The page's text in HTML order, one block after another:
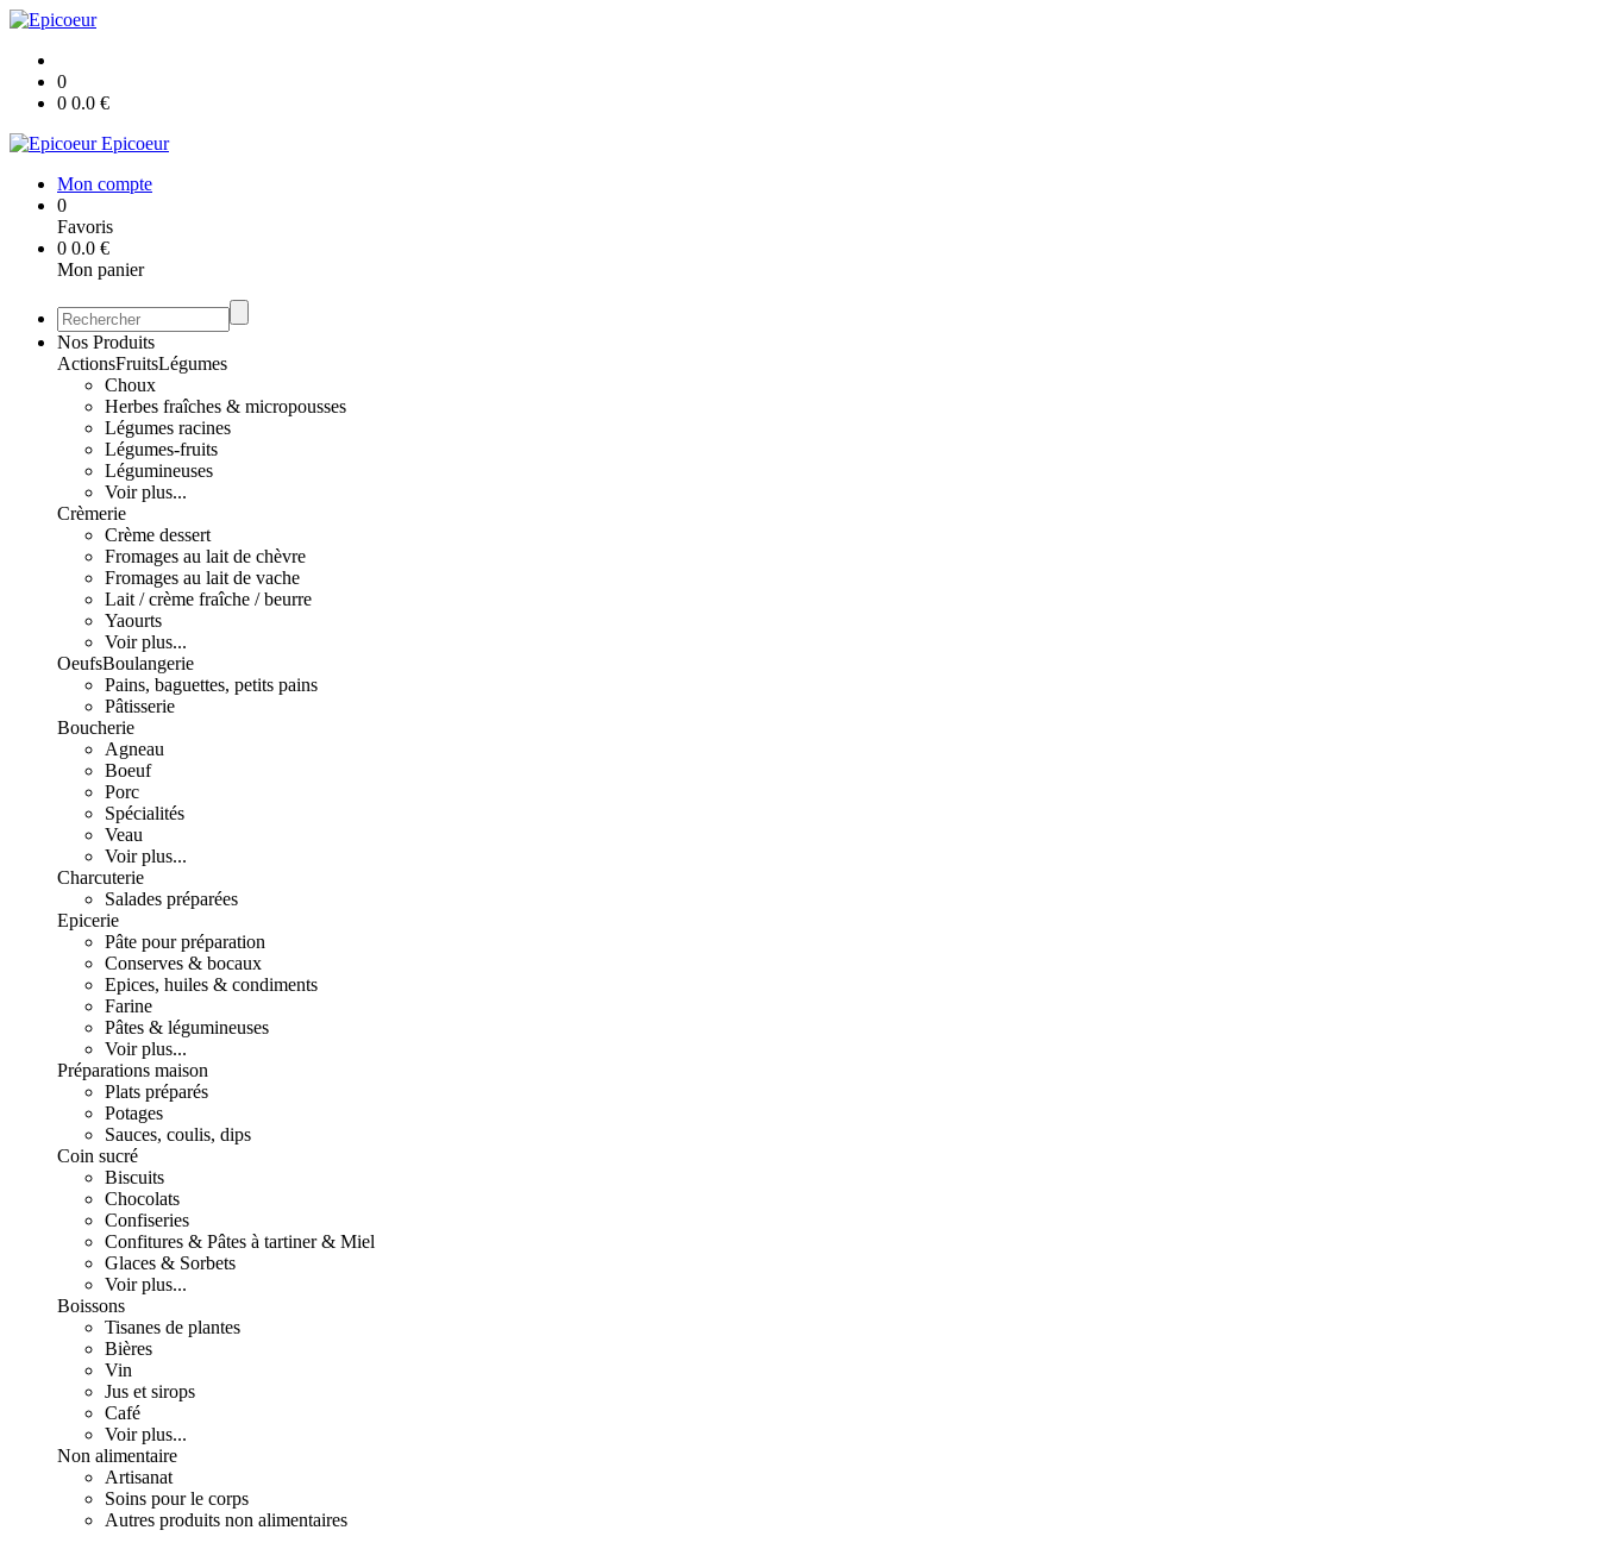
0
0 0.0 €
Epicoeur
Mon compte
0
Favoris
0 0.0 €
Mon panier
Nos Produits
ActionsFruitsLégumes
Choux
Herbes fraîches & micropousses
Légumes racines
Légumes-fruits
Légumineuses
Voir plus...
Crèmerie
Crème dessert
Fromages au lait de chèvre
Fromages au lait de vache
Lait / crème fraîche / beurre
Yaourts
Voir plus...
OeufsBoulangerie
Pains, baguettes, petits pains
Pâtisserie
Boucherie
Agneau
Boeuf
Porc
Spécialités
Veau
Voir plus...
Charcuterie
Salades préparées
Epicerie
Pâte pour préparation
Conserves & bocaux
Epices, huiles & condiments
Farine
Pâtes & légumineuses
Voir plus...
Préparations maison
Plats préparés
Potages
Sauces, coulis, dips
Coin sucré
Biscuits
Chocolats
Confiseries
Confitures & Pâtes à tartiner & Miel
Glaces & Sorbets
Voir plus...
Boissons
Tisanes de plantes
Bières
Vin
Jus et sirops
Café
Voir plus...
Non alimentaire
Artisanat
Soins pour le corps
Autres produits non alimentaires